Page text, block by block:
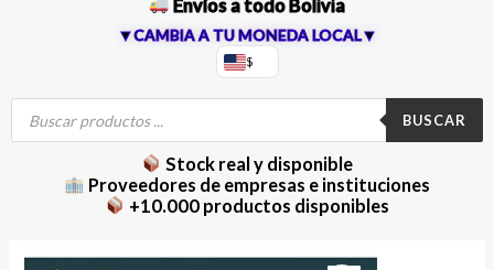
Envíos a todo Bolivia
▼CAMBIA A TU MONEDA LOCAL▼
$
Búsqueda
productos
BUSCAR
Stock real y disponible
Proveedores de empresas e instituciones
+10.000 productos disponibles
Inclinómetro